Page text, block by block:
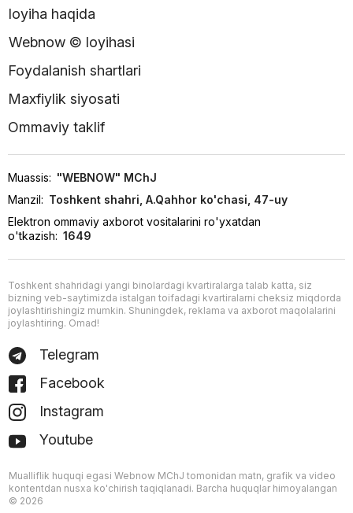
loyiha haqida
Webnow © loyihasi
Foydalanish shartlari
Maxfiylik siyosati
Ommaviy taklif
Muassis: "WEBNOW" MChJ
Manzil: Toshkent shahri, A.Qahhor ko'chasi, 47-uy
Elektron ommaviy axborot vositalarini ro'yxatdan
o'tkazish: 1649
Toshkent shahridagi yangi binolardagi kvartiralarga talab katta, siz
bizning veb-saytimizda istalgan toifadagi kvartiralarni cheksiz miqdorda
joylashtirishingiz mumkin. Shuningdek, reklama va axborot maqolalarini
joylashtiring. Omad!
Telegram
Facebook
Instagram
Youtube
Mualliflik huquqi egasi Webnow MChJ tomonidan matn, grafik va video
kontentdan nusxa ko'chirish taqiqlanadi. Barcha huquqlar himoyalangan
© 2026